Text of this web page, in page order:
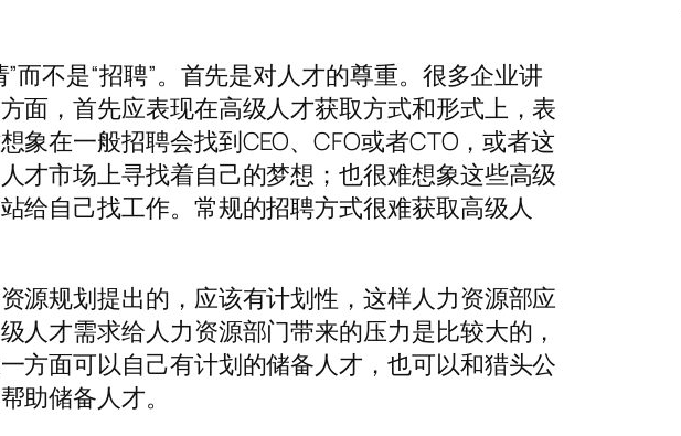
而不是“招聘”。首先是对人才的尊重。很多企业讲
面，首先应表现在高级人才获取方式和形式上，表
象在一般招聘会找到CEO、CFO或者CTO，或者这
才市场上寻找着自己的梦想；也很难想象这些高级
给自己找工作。常规的招聘方式很难获取高级人
源规划提出的，应该有计划性，这样人力资源部应
人才需求给人力资源部门带来的压力是比较大的，
方面可以自己有计划的储备人才，也可以和猎头公
助储备人才。